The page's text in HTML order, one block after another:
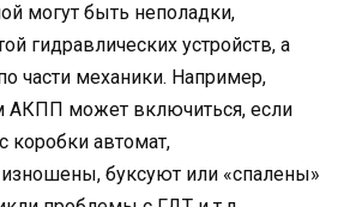
могут быть неполадки,
гидравлических устройств, а
части механики. Например,
АКПП может включиться, если
коробки автомат,
буксуют или «спалены»